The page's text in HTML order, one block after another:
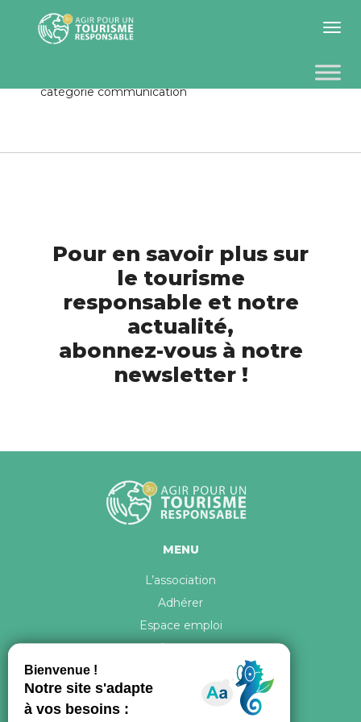
Toggle
catégorie communication
Pour en savoir plus sur
le tourisme
responsable et notre
actualité,
abonnez-vous à notre
newsletter !
MENU
L’association
Adhérer
Espace emploi
Contact